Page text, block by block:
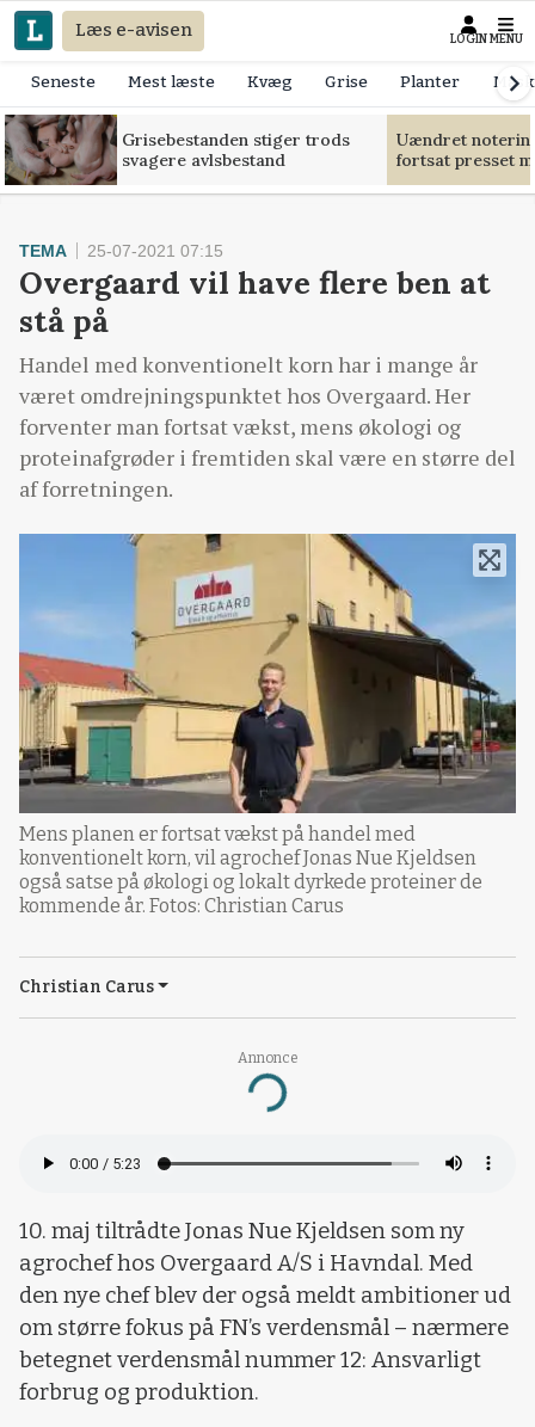
Læs e-avisen LOGIN MENU
Seneste Mest læste Kvæg Grise Planter
Grisebestanden stiger trods
svagere avlsbestand
Uændret
fortsat presset
Annonce
Loading...
TEMA 25-07-2021 07:15
Overgaard vil have flere ben at
stå på
Handel med konventionelt korn har i mange år
været omdrejningspunktet hos Overgaard. Her
forventer man fortsat vækst, mens økologi og
proteinafgrøder i fremtiden skal være en større del
af forretningen.
Mens planen er fortsat vækst på handel med
konventionelt korn, vil agrochef Jonas Nue Kjeldsen
også satse på økologi og lokalt dyrkede proteiner de
kommende år. Fotos: Christian Carus
Christian Carus
10. maj tiltrådte Jonas Nue Kjeldsen som ny
agrochef hos Overgaard A/S i Havndal. Med
den nye chef blev der også meldt ambitioner ud
om større fokus på FN’s verdensmål – nærmere
betegnet verdensmål nummer 12: Ansvarligt
forbrug og produktion.